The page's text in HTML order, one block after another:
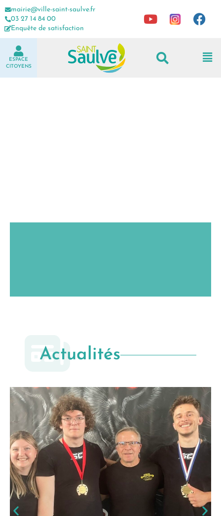
mairie@ville-saint-saulve.fr
03 27 14 84 00
Enquête de satisfaction
ESPACE
CITOYENS
Actualités